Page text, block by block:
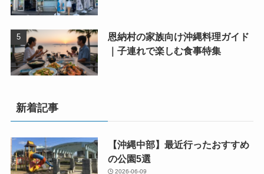
恩納村の家族向け沖縄料理ガイド
｜子連れで楽しむ食事特集
新着記事
【沖縄中部】最近行ったおすすめ
の公園5選
2026-06-09